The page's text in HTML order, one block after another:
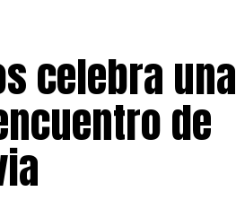
y otras que llegan para
alguien muy especial. Él es
el oficial.
un radiopatrulla, pero con su
de todos».
celebra una
de